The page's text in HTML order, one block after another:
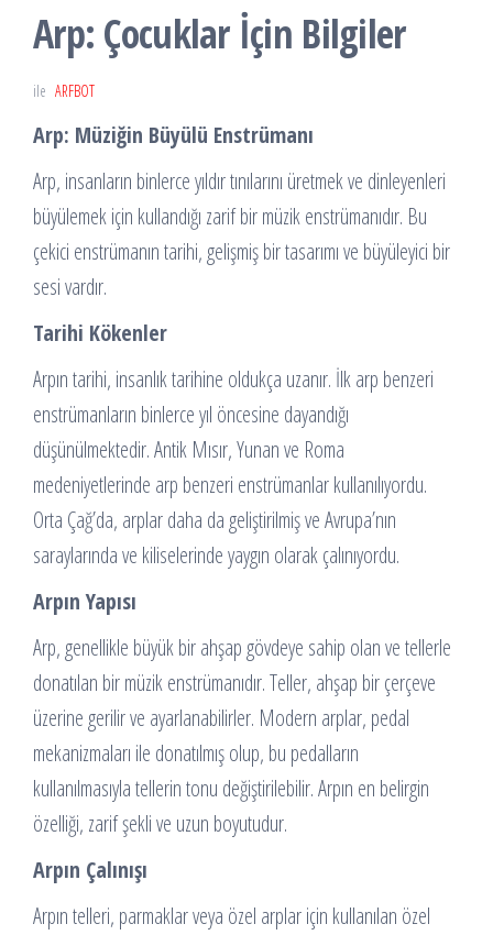
Arp: Çocuklar İçin Bilgiler
ile ARFBOT
Arp: Müziğin Büyülü Enstrümanı
Arp, insanların binlerce yıldır tınılarını üretmek ve dinleyenleri
büyülemek için kullandığı zarif bir müzik enstrümanıdır. Bu
çekici enstrümanın tarihi, gelişmiş bir tasarımı ve büyüleyici bir
sesi vardır.
Tarihi Kökenler
Arpın tarihi, insanlık tarihine oldukça uzanır. İlk arp benzeri
enstrümanların binlerce yıl öncesine dayandığı
düşünülmektedir. Antik Mısır, Yunan ve Roma
medeniyetlerinde arp benzeri enstrümanlar kullanılıyordu.
Orta Çağ’da, arplar daha da geliştirilmiş ve Avrupa’nın
saraylarında ve kiliselerinde yaygın olarak çalınıyordu.
Arpın Yapısı
Arp, genellikle büyük bir ahşap gövdeye sahip olan ve tellerle
donatılan bir müzik enstrümanıdır. Teller, ahşap bir çerçeve
üzerine gerilir ve ayarlanabilirler. Modern arplar, pedal
mekanizmaları ile donatılmış olup, bu pedalların
kullanılmasıyla tellerin tonu değiştirilebilir. Arpın en belirgin
özelliği, zarif şekli ve uzun boyutudur.
Arpın Çalınışı
Arpın telleri, parmaklar veya özel arplar için kullanılan özel